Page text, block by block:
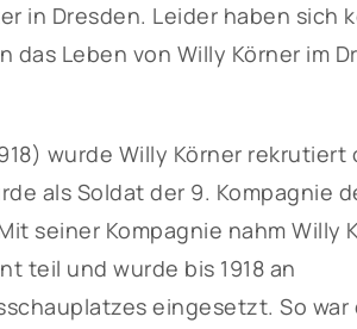
in Dresden. Leider haben sich
Leben von Willy Körner im
wurde Willy Körner rekrutiert
als Soldat der 9. Kompagnie
seiner Kompagnie nahm Willy
teil und wurde bis 1918 an
eingesetzt. So war